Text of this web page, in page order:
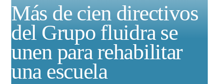
Más de cien directivos
del Grupo fluidra se
unen para rehabilitar
una escuela